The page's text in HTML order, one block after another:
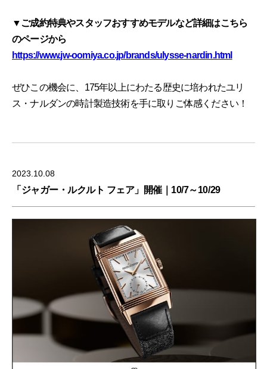
▼ご成約特典やスタッフおすすめモデルなど詳細はこちら
のページから
https://www.jw-oomiya.co.jp/brands/ulysse-nardin.html
ぜひこの機会に、175年以上にわたる歴史に培われたユリ
ス・ナルダンの時計製造技術を手に取りご体感ください！
2023.10.08
「ジャガー・ルクルト フェア」開催｜10/7～10/29